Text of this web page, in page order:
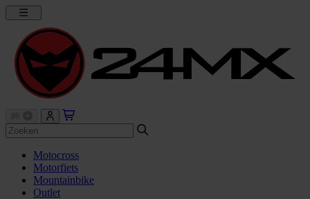
Motocross
Motorfiets
Mountainbike
Outlet